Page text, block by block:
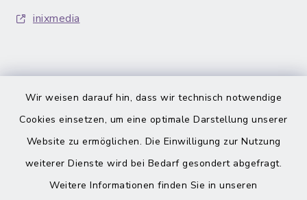
Wir weisen darauf hin, dass wir technisch notwendige
Cookies einsetzen, um eine optimale Darstellung unserer
Website zu ermöglichen. Die Einwilligung zur Nutzung
weiterer Dienste wird bei Bedarf gesondert abgefragt.
Weitere Informationen finden Sie in unseren
inixmedia
Barrierefreiheit
Datenschutz
Impressum